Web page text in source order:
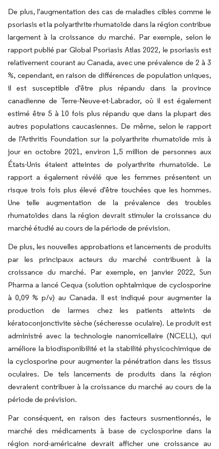
De plus, l'augmentation des cas de maladies cibles comme le
psoriasis et la polyarthrite rhumatoïde dans la région contribue
largement à la croissance du marché. Par exemple, selon le
rapport publié par Global Psoriasis Atlas 2022, le psoriasis est
relativement courant au Canada, avec une prévalence de 2 à 3
%, cependant, en raison de différences de population uniques,
il est susceptible d'être plus répandu dans la province
canadienne de Terre-Neuve-et-Labrador, où il est également
estimé être 5 à 10 fois plus répandu que dans la plupart des
autres populations caucasiennes. De même, selon le rapport
de l'Arthritis Foundation sur la polyarthrite rhumatoïde mis à
jour en octobre 2021, environ 1,5 million de personnes aux
États-Unis étaient atteintes de polyarthrite rhumatoïde. Le
rapport a également révélé que les femmes présentent un
risque trois fois plus élevé d'être touchées que les hommes.
Une telle augmentation de la prévalence des troubles
rhumatoïdes dans la région devrait stimuler la croissance du
marché étudié au cours de la période de prévision.
De plus, les nouvelles approbations et lancements de produits
par les principaux acteurs du marché contribuent à la
croissance du marché. Par exemple, en janvier 2022, Sun
Pharma a lancé Cequa (solution ophtalmique de cyclosporine
à 0,09 % p/v) au Canada. Il est indiqué pour augmenter la
production de larmes chez les patients atteints de
kératoconjonctivite sèche (sécheresse oculaire). Le produit est
administré avec la technologie nanomicellaire (NCELL), qui
améliore la biodisponibilité et la stabilité physicochimique de
la cyclosporine pour augmenter la pénétration dans les tissus
oculaires. De tels lancements de produits dans la région
devraient contribuer à la croissance du marché au cours de la
période de prévision.
Par conséquent, en raison des facteurs susmentionnés, le
marché des médicaments à base de cyclosporine dans la
région nord-américaine devrait afficher une croissance au